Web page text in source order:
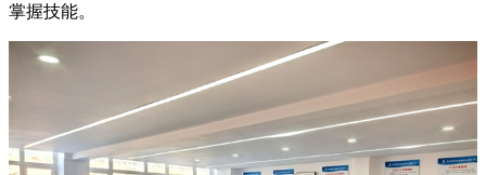
掌握技能。